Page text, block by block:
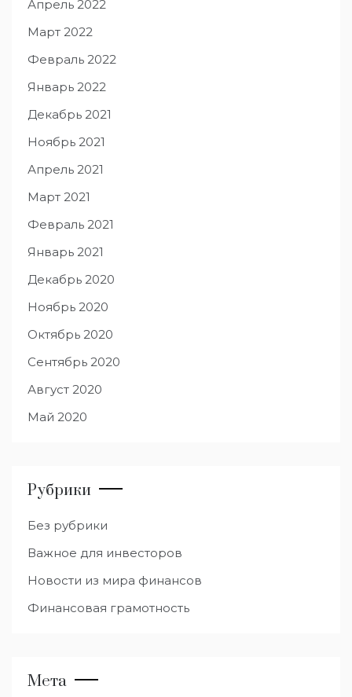
Апрель 2022
Март 2022
Февраль 2022
Январь 2022
Декабрь 2021
Ноябрь 2021
Апрель 2021
Март 2021
Февраль 2021
Январь 2021
Декабрь 2020
Ноябрь 2020
Октябрь 2020
Сентябрь 2020
Август 2020
Май 2020
Рубрики
Без рубрики
Важное для инвесторов
Новости из мира финансов
Финансовая грамотность
Мета